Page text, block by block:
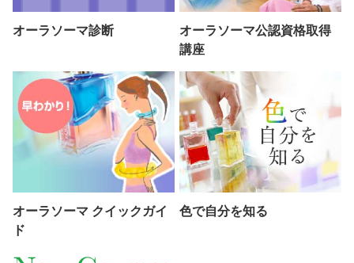
オーラソーマ診断
オーラソーマ公認資格取得
講座
オーラソーマ クイックガイ
ド
色で自分を知る